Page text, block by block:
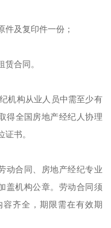
件及复印件一份；
合同。
机构从业人员中需至少有
得全国房地产经纪人协理
书。
动合同、房地产经纪专业
盖机构公章。劳动合同须
齐全，期限需在有效期